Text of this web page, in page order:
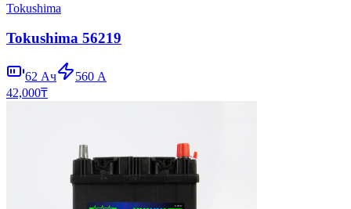
Tokushima
Tokushima 56219
62 Ач 560 А
42,000₸